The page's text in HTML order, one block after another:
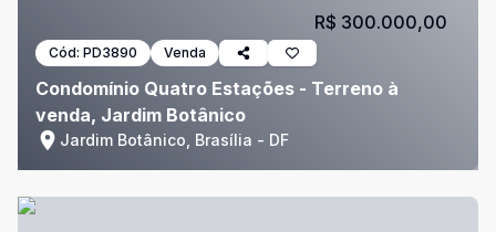
Cód: PD3890 Venda
Condomínio Quatro Estações - Terreno à
venda, Jardim Botânico
Jardim Botânico, Brasília - DF
R$ 300.000,00